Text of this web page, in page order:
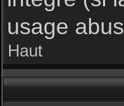
usage
Haut